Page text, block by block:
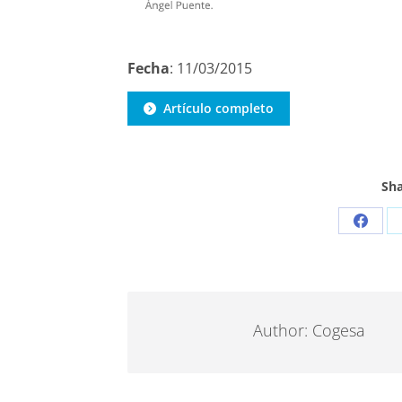
Fecha: 11/03/2015
Artículo completo
Share
Author: Cogesa